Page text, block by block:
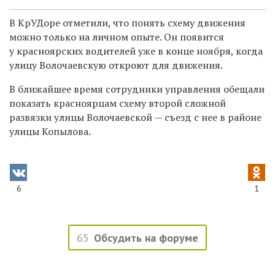
В КрУДоре отметили, что понять схему движения
можно только на личном опыте. Он появится
у красноярских водителей уже в конце ноября, когда
улицу Волочаевскую откроют для движения.
В ближайшее время сотрудники управления обещали
показать красноярцам схему второй сложной
развязки улицы Волочаевской — съезд с нее в районе
улицы Копылова.
6 1
65 Обсудить на форуме